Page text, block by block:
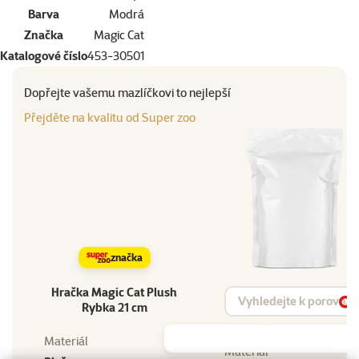
Barva
Modrá
Značka
Magic Cat
Katalogové číslo453-30501
Dopřejte vašemu mazlíčkovi to nejlepší
Přejděte na kvalitu od Super zoo
značka
Hračka Magic Cat Plush
Rybka 21 cm
Vyhledat produkt
Materiál
Materiál